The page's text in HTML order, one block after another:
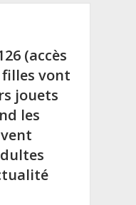
(accès
filles vont
jouets
les